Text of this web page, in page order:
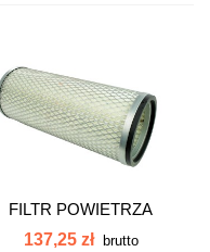
FILTR POWIETRZA
WEWNĘTRZNY MF...
137,25 zł brutto